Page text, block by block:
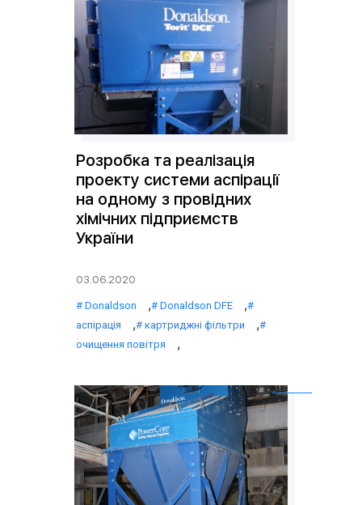
Розробка та реалізація
проекту системи аспірації
на одному з провідних
хімічних підприємств
України
03.06.2020
Donaldson , Donaldson DFE ,
аспірація , картриджні фільтри ,
очищення повітря ,